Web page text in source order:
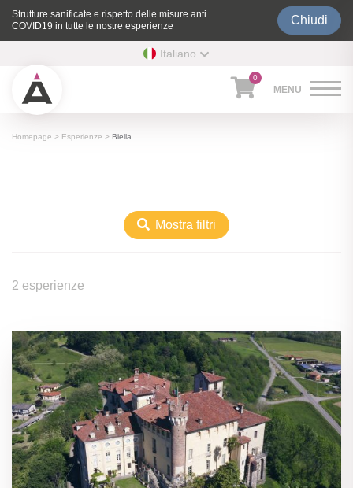
Strutture sanificate e rispetto delle misure anti
COVID19 in tutte le nostre esperienze
Chiudi
Italiano
0
Homepage > Esperienze > Biella
Mostra filtri
2 esperienze